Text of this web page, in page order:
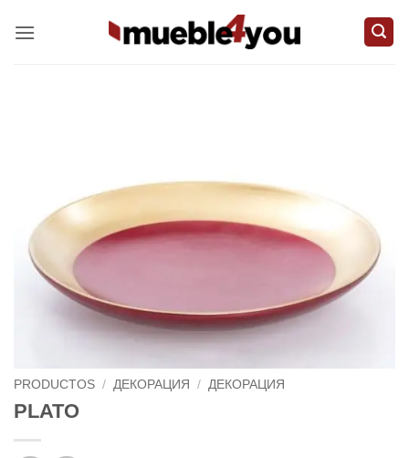
PRODUCTOS / ДЕКОРАЦИЯ / ДЕКОРАЦИЯ
PLATO